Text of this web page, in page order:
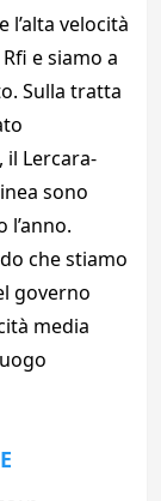
velocità
e siamo a
Sulla tratta
Lercara-
sono
che stiamo
governo
media